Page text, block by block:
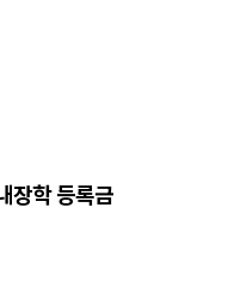
장학 등록금